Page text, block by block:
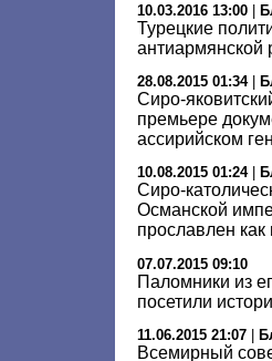
10.03.2016 13:00 |
Турецкие
антиармянской
28.08.2015 01:34|
Сиро-
премьере
ассирийском
10.08.2015 01:24|
Сиро-
Османской
прославлен как
07.07.2015 09:10
Паломники из
посетили
11.06.2015 21:07
Всемирный